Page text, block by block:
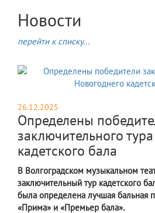
Новости
перейти к списку...
26.12.2025
Определены
заключительного
кадетского бала
В Волгоградском музыкальном
заключительный тур кадетского
была определена лучшая бальная
«Прима» и «Премьер бала».